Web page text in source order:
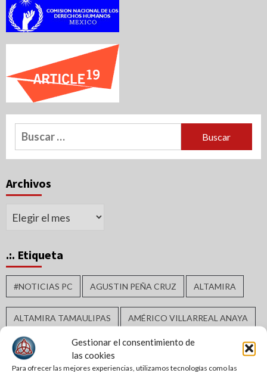
Gestionar el consentimiento de
las cookies
Para ofrecer las mejores experiencias, utilizamos tecnologías como las
Buscar:
Archivos
Archivos
.:. Etiqueta
#NOTICIAS PC AGUSTIN PEÑA CRUZ ALTAMIRA
ALTAMIRA TAMAULIPAS AMÉRICO VILLARREAL ANAYA
ARMANDO MARTÍNEZ MANRÍQUEZ BIENESTAR SOCIAL